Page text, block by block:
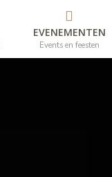
EVENEMENTEN
Events en feesten